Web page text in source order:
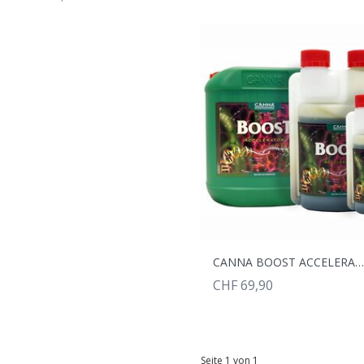
CANNA BOOST ACCELERATOR 1L
CHF 69,90
Seite 1 von 1